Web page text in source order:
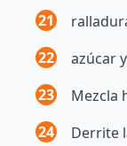
21
22
azúcar
23
Mezcla
24
Derrite